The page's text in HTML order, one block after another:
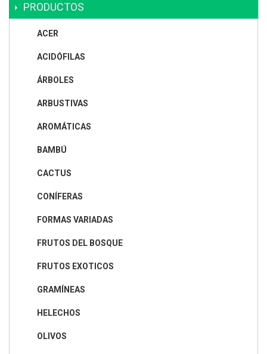
PRODUCTOS
ACER
ACIDÓFILAS
ÁRBOLES
ARBUSTIVAS
AROMÁTICAS
BAMBÚ
CACTUS
CONÍFERAS
FORMAS VARIADAS
FRUTOS DEL BOSQUE
FRUTOS EXOTICOS
GRAMÍNEAS
HELECHOS
OLIVOS